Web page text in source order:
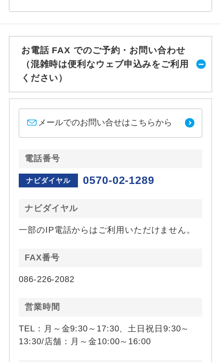
お電話 FAX でのご予約・お問い合わせ
（混雑時は便利なウェブ申込みをご利用
ください）
メールでのお問い合せはこちらから
電話番号
ナビダイヤル 0570-02-1289
ナビダイヤル
一部のIP電話からはご利用いただけません。
FAX番号
086-226-2082
営業時間
TEL：月～金9:30～17:30、土日祝日9:30～
13:30/店舗：月～金10:00～16:00